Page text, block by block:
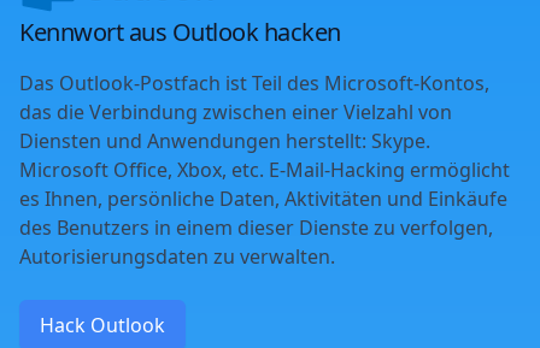
Kennwort aus Outlook hacken
Das Outlook-Postfach ist Teil des Microsoft-Kontos,
das die Verbindung zwischen einer Vielzahl von
Diensten und Anwendungen herstellt: Skype.
Microsoft Office, Xbox, etc. E-Mail-Hacking ermöglicht
es Ihnen, persönliche Daten, Aktivitäten und Einkäufe
des Benutzers in einem dieser Dienste zu verfolgen,
Autorisierungsdaten zu verwalten.
Hack Outlook